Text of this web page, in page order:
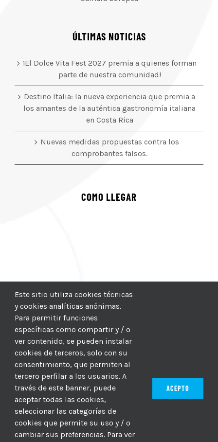
ÚLTIMAS NOTICIAS
¡El Dolce Vita Fest 2027 premia a quienes forman
parte de nuestra comunidad!
Destino Italia: la nueva experiencia que premia a
los amantes de la auténtica gastronomía italiana
en Costa Rica
Nuevas medidas propuestas contra los
comprobantes falsos.
COMO LLEGAR
© 2012–2025 |CICIC| Hosting: Hosting Para PYMES
MBAGIO.COM
| Todos los derechos reservados
Este sitio utiliza cookies técnicas
y cookies analíticas anónimas.
Para permitir funciones
específicas como compartir y / o
ver contenido, se pueden instalar
cookies de terceros, solo con su
consentimiento, que permiten al
tercero perfilar a los usuarios. A
través de este banner, puede
aceptar todas las cookies,
seleccionar las categorías de
cookies que permite su uso y / o
cambiar sus preferencias. Para ver
ACEPTO